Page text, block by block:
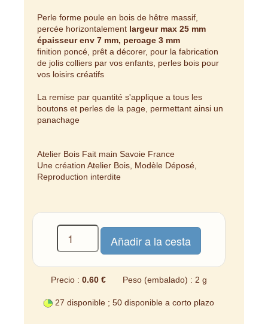
Perle forme poule en bois de hêtre massif,
percée horizontalement largeur max 25 mm
épaisseur env 7 mm, percage 3 mm
finition poncé, prêt a décorer, pour la fabrication
de jolis colliers par vos enfants, perles bois pour
vos loisirs créatifs
La remise par quantité s'applique a tous les
boutons et perles de la page, permettant ainsi un
panachage
Atelier Bois Fait main Savoie France
Une création Atelier Bois, Modèle Déposé,
Reproduction interdite
Precio : 0.60 € Peso (embalado) : 2 g
27 disponible ; 50 disponible a corto plazo